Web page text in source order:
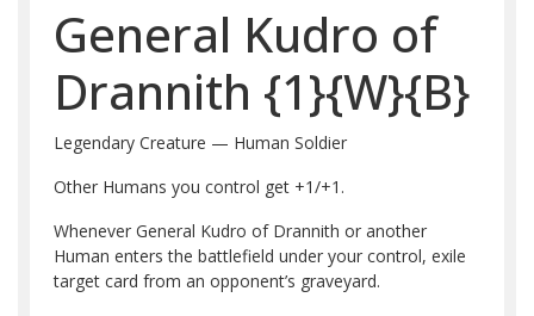
General Kudro of
Drannith {1}{W}{B}
Legendary Creature — Human Soldier
Other Humans you control get +1/+1.
Whenever General Kudro of Drannith or another
Human enters the battlefield under your control, exile
target card from an opponent’s graveyard.